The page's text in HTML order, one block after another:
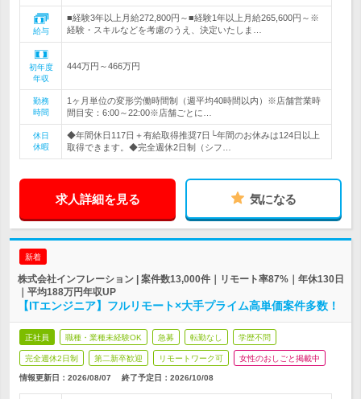
給与
■経験3年以上月給272,800円～■経験1年以上月給265,600円～※
経験・スキルなどを考慮のうえ、決定いたしま…
初年度
年収
444万円～466万円
勤務
時間
1ヶ月単位の変形労働時間制（週平均40時間以内）※店舗営業時
間目安：6:00～22:00※店舗ごとに…
休日
休暇
◆年間休日117日＋有給取得推奨7日└年間のお休みは124日以上
取得できます。◆完全週休2日制（シフ…
求人詳細を見る 気になる
新着
株式会社インフレーション | 案件数13,000件｜リモート率87%｜年休130日
｜平均188万円年収UP
【ITエンジニア】フルリモート×大手プライム高単価案件多数！
正社員 職種・業種未経験OK 急募 転勤なし 学歴不問
完全週休2日制 第二新卒歓迎 リモートワーク可 女性のおしごと掲載中
情報更新日：2026/08/07 終了予定日： 2026/10/08